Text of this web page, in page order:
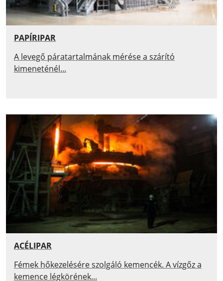
PAPÍRIPAR
A levegő páratartalmának mérése a szárító
kimeneténél...
ACÉLIPAR
Fémek hőkezelésére szolgáló kemencék. A vízgőz a
kemence légkörének...